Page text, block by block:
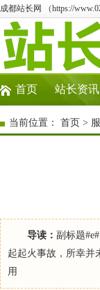
成都站长网 （https://
首页 站长资讯
当前位置： 首页 >
导读： 副标题
起起火事故，所幸并
用